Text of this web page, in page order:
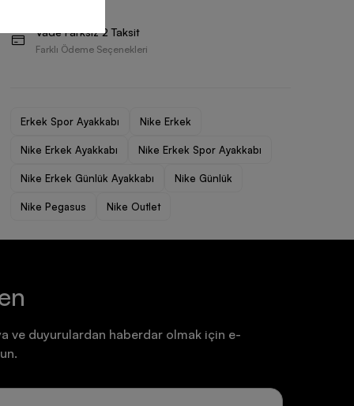
7.199,90 TL
Vade Farksız 2 Taksit
Farklı Ödeme Seçenekleri
Erkek Spor Ayakkabı Nike Erkek
Nike Erkek Ayakkabı Nike Erkek Spor Ayakkabı
Nike Erkek Günlük Ayakkabı Nike Günlük
Nike Pegasus Nike Outlet
ve duyurulardan haberdar olmak için e-